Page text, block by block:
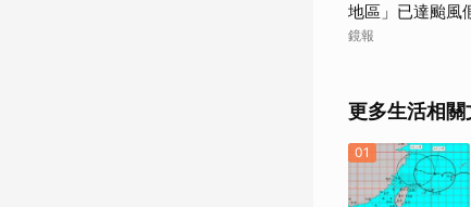
地區」已達颱風
溫
鏡報
更多生活相關
01